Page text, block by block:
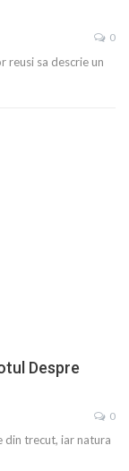
0
reusi sa descrie un
Despre
0
din trecut, iar natura